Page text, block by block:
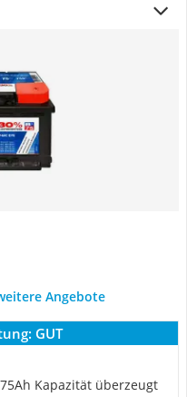
Angebote
GUT
Kapazität überzeugt